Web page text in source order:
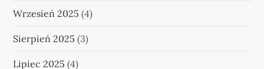
Wrzesień 2025 (4)
Sierpień 2025 (3)
Lipiec 2025 (4)